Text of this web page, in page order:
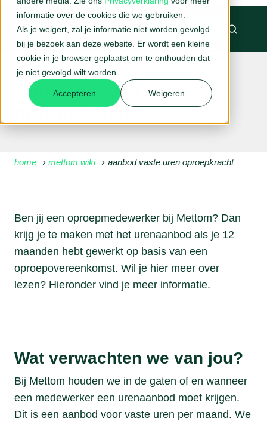
informatie over de cookies die we gebruiken.
Als je weigert, zal je informatie niet worden gevolgd
bij je bezoek aan deze website. Er wordt een kleine
cookie in je browser geplaatst om te onthouden dat
je niet gevolgd wilt worden.
Accepteren Weigeren
BELAFSPRAAK →
Aanbod vaste uren
oproepkracht
home mettom wiki aanbod vaste uren oproepkracht
Ben jij een oproepmedewerker bij Mettom? Dan
krijg je te maken met het urenaanbod als je 12
maanden hebt gewerkt op basis van een
oproepovereenkomst. Wil je hier meer over
lezen? Hieronder vind je meer informatie.
Wat verwachten we van jou?
Bij Mettom houden we in de gaten of en wanneer
een medewerker een urenaanbod moet krijgen.
Dit is een aanbod voor vaste uren per maand. We